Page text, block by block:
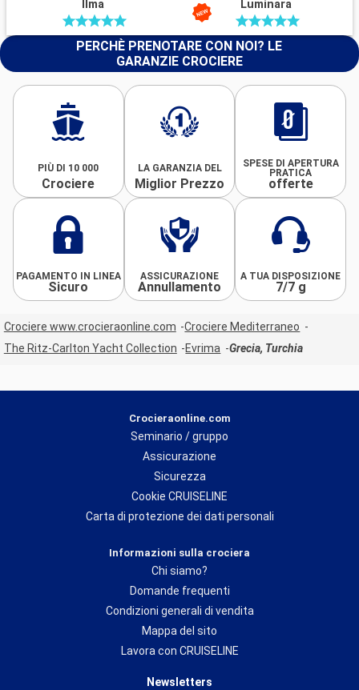
Ilma Luminara
PERCHÈ PRENOTARE CON NOI? LE
GARANZIE CROCIERE
PIÙ DI 10 000
Crociere
LA GARANZIA DEL
Miglior Prezzo
SPESE DI APERTURA
PRATICA
offerte
PAGAMENTO IN LINEA
Sicuro
ASSICURAZIONE
Annullamento
A TUA DISPOSIZIONE
7/7 g
Crociere www.crocieraonline.com
Crociere Mediterraneo
The Ritz-Carlton Yacht Collection
Evrima Grecia, Turchia
Crocieraonline.com
Seminario / gruppo
Assicurazione
Sicurezza
Cookie CRUISELINE
Carta di protezione dei dati personali
Informazioni sulla crociera
Chi siamo?
Domande frequenti
Condizioni generali di vendita
Mappa del sito
Lavora con CRUISELINE
Newsletters